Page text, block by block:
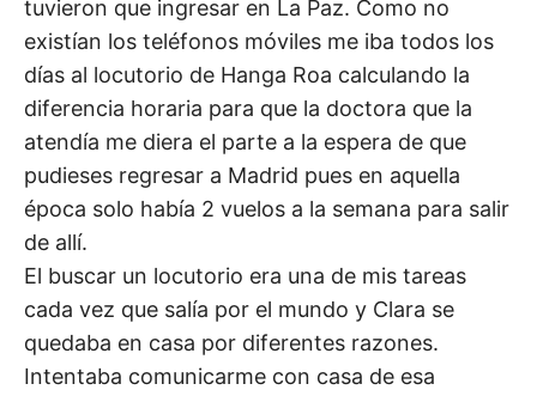
tuvieron que ingresar en La Paz. Como no
existían los teléfonos móviles me iba todos los
días al locutorio de Hanga Roa calculando la
diferencia horaria para que la doctora que la
atendía me diera el parte a la espera de que
pudieses regresar a Madrid pues en aquella
época solo había 2 vuelos a la semana para salir
de allí.
El buscar un locutorio era una de mis tareas
cada vez que salía por el mundo y Clara se
quedaba en casa por diferentes razones.
Intentaba comunicarme con casa de esa